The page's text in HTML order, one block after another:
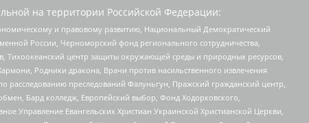
на территории Российской Федерации:
и правовому развитию, Национальный Демократический
России, Черноморский фонд регионального сотрудничества,
центр защиты окружающей среды и природных ресурсов,
Родники дракона, Врачи против насильственного извлечения
преследований Фалуньгун, Пражский гражданский центр,
Бард колледж, Европейский выбор, Фонд Ходорковского,
Управление Евангельских Христиан Украинской Христианской Церкви,